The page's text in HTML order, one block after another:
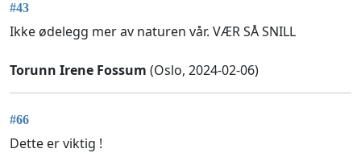
#43
Ikke ødelegg mer av naturen vår. VÆR SÅ SNILL
Torunn Irene Fossum (Oslo, 2024-02-06)
#66
Dette er viktig !